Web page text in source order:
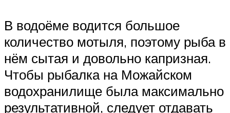
В водоёме водится большое
количество мотыля, поэтому рыба в
нём сытая и довольно капризная.
Чтобы рыбалка на Можайском
водохранилище была максимально
результативной, следует отдавать